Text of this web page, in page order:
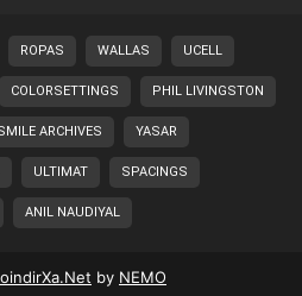
ROPAS WALLAS UCELL
COLORSETTINGS PHIL LIVINGSTON
ARCHIVES YASAR
ULTIMAT SPACINGS
ANIL NAUDIYAL
by NEMO